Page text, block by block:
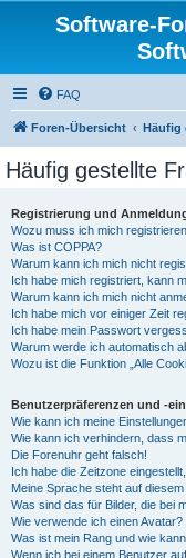
Software-
FAQ
Foren-Übersicht Häufig
Häufig gestellte
Registrierung und
Wozu muss ich mich
Was ist COPPA?
Warum kann ich mich nicht
Ich habe mich registriert, kann
Warum kann ich mich nicht
Ich habe mich vor einiger Zeit
Ich habe mein Passwort
Warum werde ich automatisch
Wozu ist die Funktion „Alle
Benutzerpräferenzen und -
Wie kann ich meine
Wie kann ich verhindern, dass
Die Forenuhr geht falsch!
Ich habe die Zeitzone
Meine Sprache steht auf
Was sind das für Bilder, die bei
Wie verwende ich einen Avatar?
Was ist mein Rang und wie
Wenn ich bei einem Benutzer